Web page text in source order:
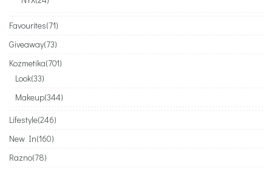
Favourites(71)
Giveaway(73)
Kozmetika(701)
Look(33)
Makeup(344)
Lifestyle(246)
New In(160)
Razno(78)